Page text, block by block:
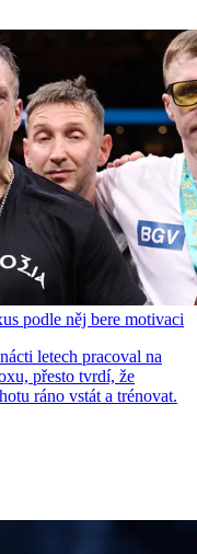
podle něj bere motivaci
letech pracoval na
přesto tvrdí, že
ráno vstát a trénovat.